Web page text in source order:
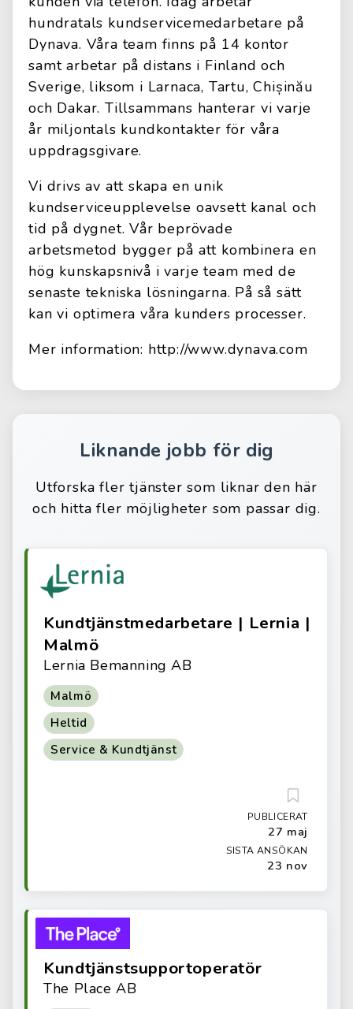
hundratals kundservicemedarbetare på
Dynava. Våra team finns på 14 kontor
samt arbetar på distans i Finland och
Sverige, liksom i Larnaca, Tartu, Chișinău
och Dakar. Tillsammans hanterar vi varje
år miljontals kundkontakter för våra
uppdragsgivare.
Vi drivs av att skapa en unik
kundserviceupplevelse oavsett kanal och
tid på dygnet. Vår beprövade
arbetsmetod bygger på att kombinera en
hög kunskapsnivå i varje team med de
senaste tekniska lösningarna. På så sätt
kan vi optimera våra kunders processer.
Mer information: http://www.dynava.com
Liknande jobb för dig
Utforska fler tjänster som liknar den här
och hitta fler möjligheter som passar dig.
Kundtjänstmedarbetare | Lernia |
Malmö
Lernia Bemanning AB
Malmö
Heltid
Service & Kundtjänst
PUBLICERAT
27 maj
SISTA ANSÖKAN
23 nov
Kundtjänstsupportoperatör
The Place AB